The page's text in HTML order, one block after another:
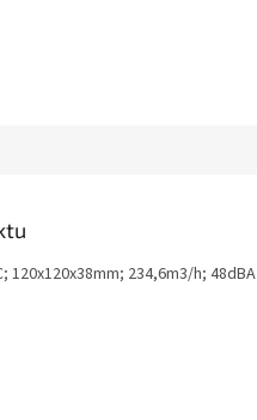
120x120x38mm; 234,6m3/h; 48dBA